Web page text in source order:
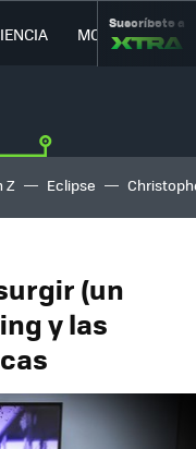
MOVILIDAD
Suscríbete a
Z Eclipse
(un
y las